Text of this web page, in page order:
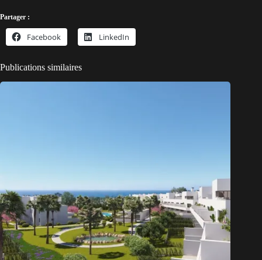
Partager :
Facebook LinkedIn
Publications similaires